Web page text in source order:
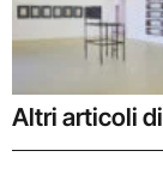
Altri articoli